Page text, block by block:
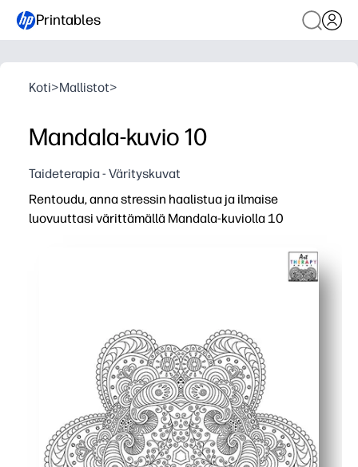
Printables
Koti>Mallistot>
Mandala-kuvio 10
Taideterapia - Värityskuvat
Rentoudu, anna stressin haalistua ja ilmaise
luovuuttasi värittämällä Mandala-kuviolla 10
Voit tulostaa ja mennä - tartu värikynät, lyijykynät tai
Tietoinen väritys auttaa nollaamaan - yksinkertainen